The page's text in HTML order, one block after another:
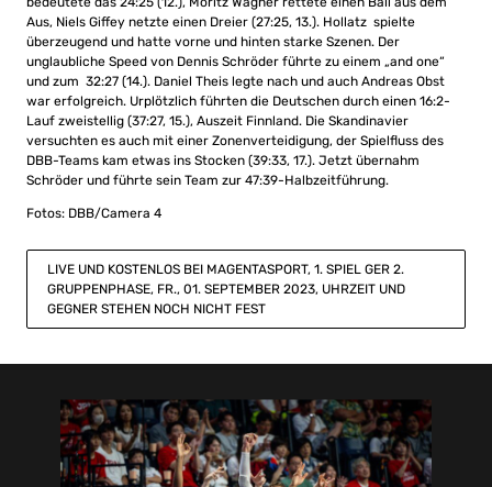
Aus, Niels Giffey netzte einen Dreier (27:25, 13.). Hollatz spielte
überzeugend und hatte vorne und hinten starke Szenen. Der
unglaubliche Speed von Dennis Schröder führte zu einem „and one“
und zum 32:27 (14.). Daniel Theis legte nach und auch Andreas Obst
war erfolgreich. Urplötzlich führten die Deutschen durch einen 16:2-
Lauf zweistellig (37:27, 15.), Auszeit Finnland. Die Skandinavier
versuchten es auch mit einer Zonenverteidigung, der Spielfluss des
DBB-Teams kam etwas ins Stocken (39:33, 17.). Jetzt übernahm
Schröder und führte sein Team zur 47:39-Halbzeitführung.
Fotos: DBB/Camera 4
LIVE UND KOSTENLOS BEI MAGENTASPORT, 1. SPIEL GER 2.
GRUPPENPHASE, FR., 01. SEPTEMBER 2023, UHRZEIT UND
GEGNER STEHEN NOCH NICHT FEST